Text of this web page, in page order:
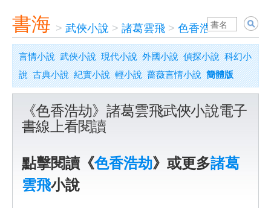
書海 > 武俠小說 > 諸葛雲飛 > 色香浩劫
言情小說 武俠小說 現代小說 外國小說 偵探小說 科幻小
說 古典小說 紀實小說 輕小說 薔薇言情小說 簡體版
《色香浩劫》諸葛雲飛武俠小說電子
書線上看閱讀
點擊閱讀《色香浩劫》或更多諸葛
雲飛小說